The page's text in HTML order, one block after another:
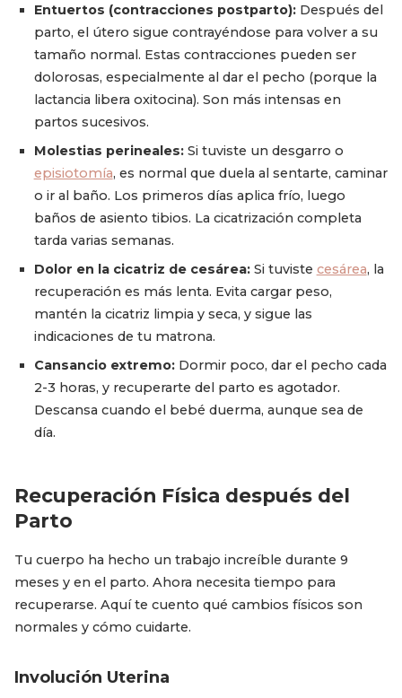
Entuertos (contracciones postparto):Después del
parto, el útero sigue contrayéndose para volver a su
tamaño normal. Estas contracciones pueden ser
dolorosas, especialmente al dar el pecho (porque la
lactancia libera oxitocina). Son más intensas en
partos sucesivos.
Molestias perineales:Si tuviste un desgarro o
episiotomía, es normal que duela al sentarte, caminar
o ir al baño. Los primeros días aplica frío, luego
baños de asiento tibios. La cicatrización completa
tarda varias semanas.
Dolor en la cicatriz de cesárea:Si tuviste cesárea, la
recuperación es más lenta. Evita cargar peso,
mantén la cicatriz limpia y seca, y sigue las
indicaciones de tu matrona.
Cansancio extremo:Dormir poco, dar el pecho cada
2-3 horas, y recuperarte del parto es agotador.
Descansa cuando el bebé duerma, aunque sea de
día.
Recuperación Física después del
Parto
Tu cuerpo ha hecho un trabajo increíble durante 9
meses y en el parto. Ahora necesita tiempo para
recuperarse. Aquí te cuento qué cambios físicos son
normales y cómo cuidarte.
Involución Uterina